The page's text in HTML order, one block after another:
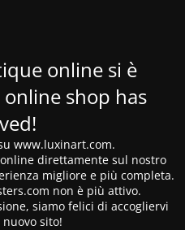
online si è
shop has
www.luxinart.com.
direttamente sul nostro
migliore e più completa.
non è più attivo.
siamo felici di accogliervi
sito!